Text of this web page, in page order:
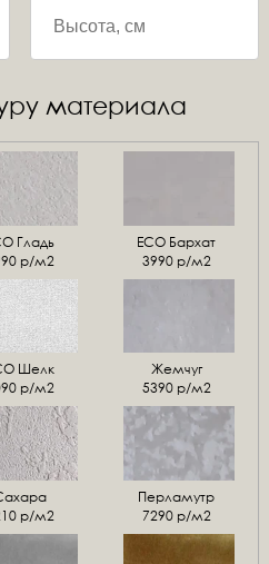
материала
Гладь
р/м2
ECO Бархат
3990 р/м2
Шелк
р/м2
Жемчуг
5390 р/м2
р/м2
Перламутр
7290 р/м2